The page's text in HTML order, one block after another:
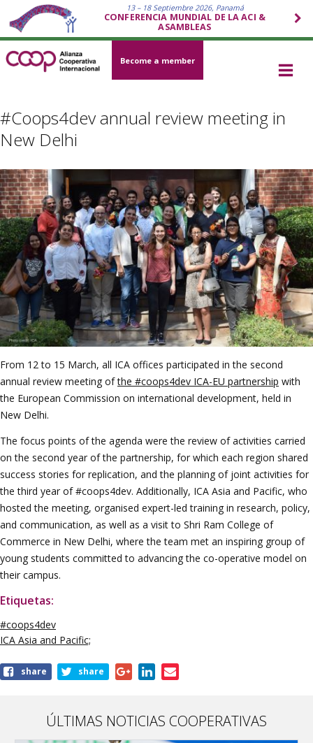
13 – 18 Septiembre 2026, Panamá
CONFERENCIA MUNDIAL DE LA ACI &
ASAMBLEAS
Become a member
#Coops4dev annual review meeting in
New Delhi
From 12 to 15 March, all ICA offices participated in the second
annual review meeting ofthe #coops4dev ICA-EU partnership with
the European Commission on international development, held in
New Delhi.
The focus points of the agenda were the review of activities carried
on the second year of the partnership, for which each region shared
success stories for replication, and the planning of joint activities for
the third year of #coops4dev. Additionally, ICA Asia and Pacific, who
hosted the meeting, organised expert-led training in research, policy,
and communication, as well as a visit to Shri Ram College of
Commerce in New Delhi, where the team met an inspiring group of
young students committed to advancing the co-operative model on
their campus.
Etiquetas:
#coops4dev
ICA Asia and Pacific;
share share
ÚLTIMAS NOTICIAS COOPERATIVAS